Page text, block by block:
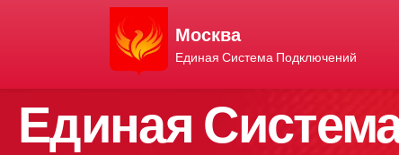
Москва
Единая Система Подключений
Единая